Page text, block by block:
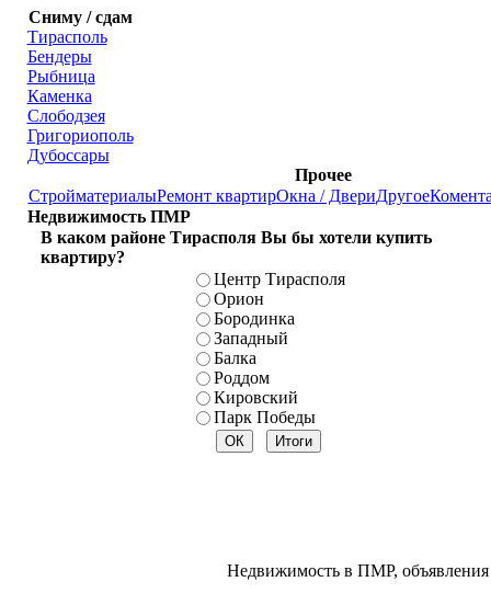
Сниму / сдам
Тирасполь
Бендеры
Рыбница
Каменка
Слободзея
Григориополь
Дубоссары
Прочее
СтройматериалыРемонт квартирОкна / ДвериДругое
Недвижимость ПМР
В каком районе Тирасполя Вы бы хотели купить
квартиру?
Центр Тирасполя
Орион
Бородинка
Западный
Балка
Роддом
Кировский
Парк Победы
Недвижимость в ПМР, объявления